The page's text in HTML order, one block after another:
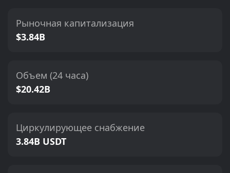
Рыночная капитализация
$3.84B
Объем (24 часа)
$20.42B
Циркулирующее снабжение
3.84B USDT